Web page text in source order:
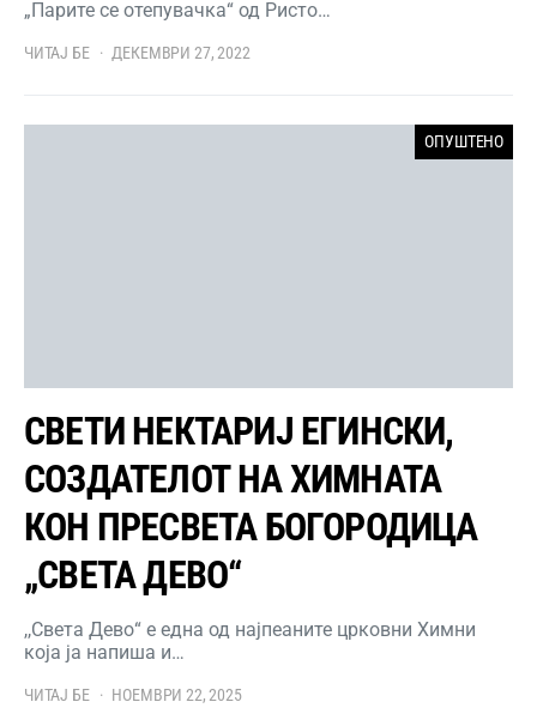
„Парите се отепувачка“ од Ристо…
ЧИТАЈ БЕ ДЕКЕМВРИ 27, 2022
ОПУШТЕНО
СВЕТИ НЕКТАРИЈ ЕГИНСКИ,
СОЗДАТЕЛОТ НА ХИМНАТА
КОН ПРЕСВЕТА БОГОРОДИЦА
„СВЕТА ДЕВО“
,,Света Дево“ е една од најпеаните црковни Химни
која ја напиша и…
ЧИТАЈ БЕ НОЕМВРИ 22, 2025